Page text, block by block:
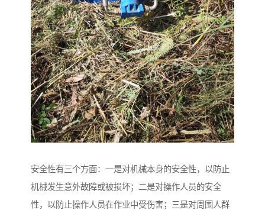
安全性有三个方面：一是对机械本身的安全性，以防止
机械发生意外故障或被损坏；二是对操作人员的安全
性，以防止操作人员在作业中受伤害；三是对周围人群